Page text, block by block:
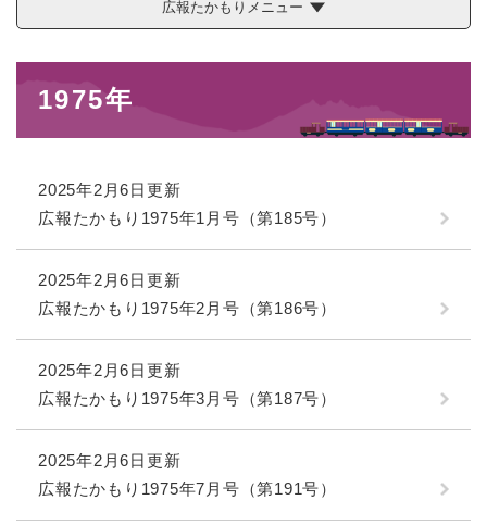
広報たかもりメニュー
1975年
2025年2月6日更新
広報たかもり1975年1月号（第185号）
2025年2月6日更新
広報たかもり1975年2月号（第186号）
2025年2月6日更新
広報たかもり1975年3月号（第187号）
2025年2月6日更新
広報たかもり1975年7月号（第191号）